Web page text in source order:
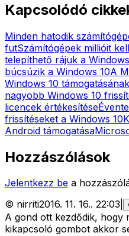
Kapcsolódó
Minden hatodik
futSzámítógépek millióit
telepíthető rájuk a Windows
búcsúzik a Windows 10A
Windows 10
nagyobb Windows 10
licencek értékesítése
frissítéseket a Windows 10
Android támogatása
Hozzászólások
Jelentkezz be a
© nirriti2016. 11. 16.. 22:03
A gond ott kezdődik, hogy
kikapcsoló gombot akkor